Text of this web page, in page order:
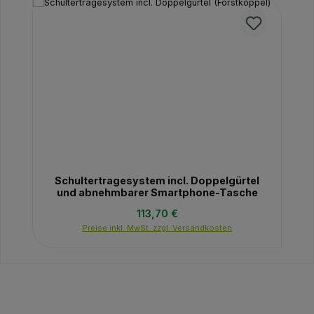
Schultertragesystem incl. Doppelgürtel
und abnehmbarer Smartphone-Tasche
Regulärer Preis:
113,70 €
Preise inkl. MwSt. zzgl. Versandkosten